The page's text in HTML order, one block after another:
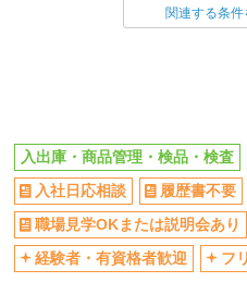
入出庫・商品管理・検品・検査
関連する条
入出庫・商品管理・検品・検査
入社日応相談
履歴書不要
職場見学OKまたは説明会あり
経験者・有資格者歓迎
フ